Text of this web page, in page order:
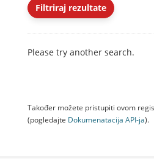
Filtriraj rezultate
Please try another search.
Također možete pristupiti ovom
(pogledajte Dokumenаtаcijа API-jа).